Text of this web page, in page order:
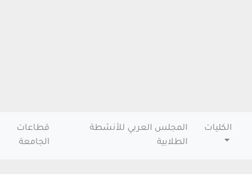
الكليات
المجلس العربي للأنشطة
الطلابية
قطاعات
الجامعة